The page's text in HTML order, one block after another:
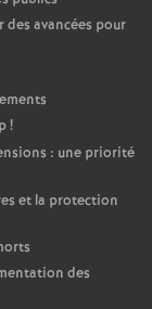
des avancées pour
!
: une priorité
et la protection
des